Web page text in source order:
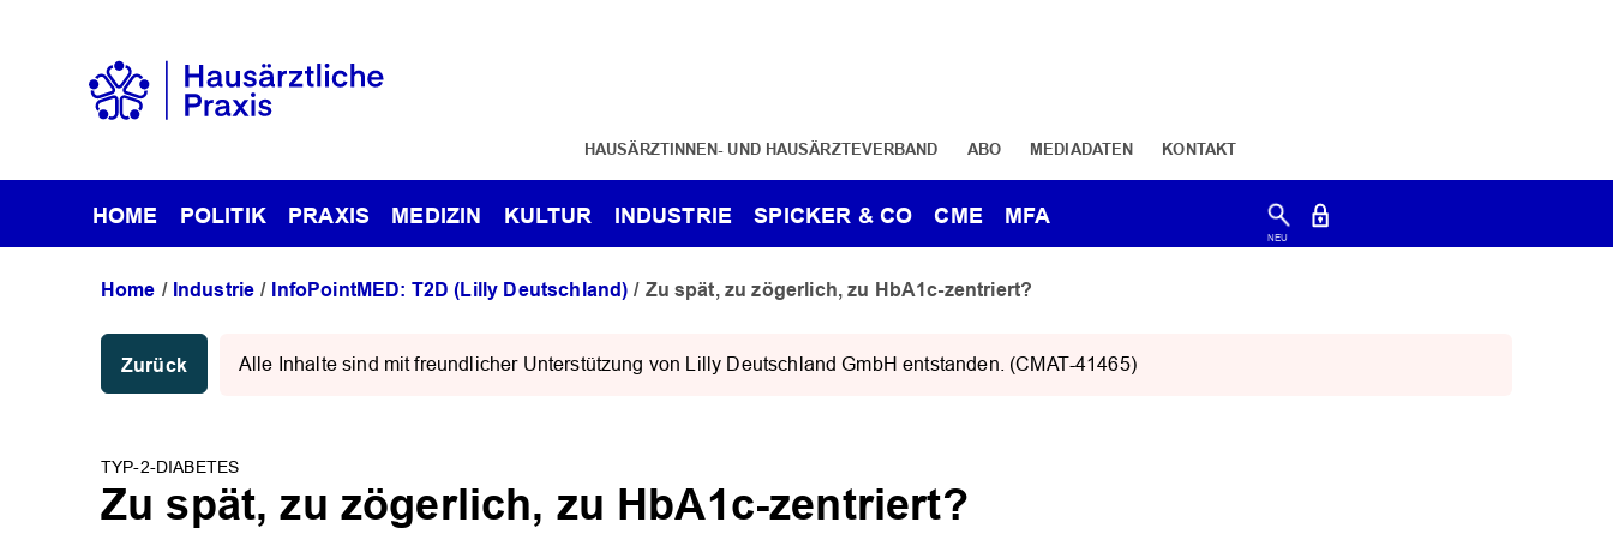
HAUSÄRZTINNEN- UND HAUSÄRZTEVERBAND ABO MEDIADATEN KONTAKT
HOME POLITIK PRAXIS MEDIZIN KULTUR INDUSTRIE SPICKER & CO CME MFA
Home Industrie InfoPointMED: T2D (Lilly Deutschland) Zu spät, zu zögerlich, zu HbA1c-zentriert?
Zurück Alle Inhalte sind mit freundlicher Unterstützung von Lilly Deutschland GmbH entstanden. (CMAT-41465)
TYP-2-DIABETES
Zu spät, zu zögerlich, zu HbA1c-zentriert?